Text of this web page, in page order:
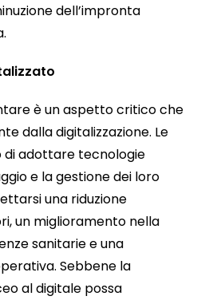
dell’impronta
è un aspetto critico che
dalla digitalizzazione. Le
di adottare tecnologie
e la gestione dei loro
una riduzione
un miglioramento nella
sanitarie e una
Sebbene la
al digitale possa